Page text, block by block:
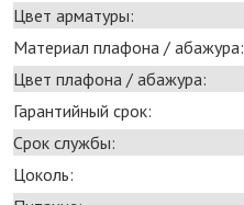
Цвет арматуры:
Материал плафона / абажура:
Цвет плафона / абажура:
Гарантийный срок:
Срок службы:
Цоколь: